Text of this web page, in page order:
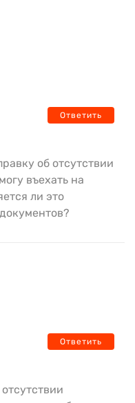
Ответить
об отсутствии
въехать на
ли это
Ответить